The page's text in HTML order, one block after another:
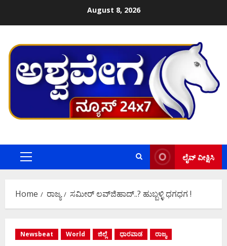
August 8, 2026
Primary
ಲೈವ್ ವೀಕ್ಷಿಸಿ
Home ರಾಜ್ಯ ಸಮೀರ್‌ ಲವ್‌ಜಿಹಾದ್..? ಹುಬ್ಬಳ್ಳಿ ಧಗಧಗ !
Newsbeat World ಜಿಲ್ಲೆ ಧಾರವಾಡ ರಾಜ್ಯ